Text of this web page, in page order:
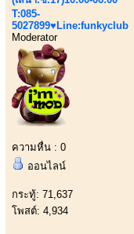
T:085-
5027899♥Line:funkyclub
Moderator
ความหื่น : 0
ออนไลน์
กระทู้: 71,637
โพสต์: 4,934